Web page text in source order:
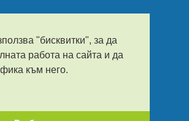
"бисквитки", за да
работа на сайта и да
към него.